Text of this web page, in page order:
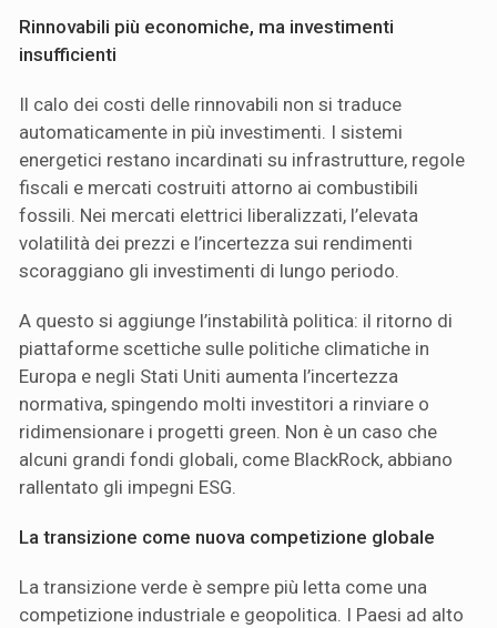
Rinnovabili più economiche, ma investimenti
insufficienti
Il calo dei costi delle rinnovabili non si traduce
automaticamente in più investimenti. I sistemi
energetici restano incardinati su infrastrutture, regole
fiscali e mercati costruiti attorno ai combustibili
fossili. Nei mercati elettrici liberalizzati, l’elevata
volatilità dei prezzi e l’incertezza sui rendimenti
scoraggiano gli investimenti di lungo periodo.
A questo si aggiunge l’instabilità politica: il ritorno di
piattaforme scettiche sulle politiche climatiche in
Europa e negli Stati Uniti aumenta l’incertezza
normativa, spingendo molti investitori a rinviare o
ridimensionare i progetti green. Non è un caso che
alcuni grandi fondi globali, come BlackRock, abbiano
rallentato gli impegni ESG.
La transizione come nuova competizione globale
La transizione verde è sempre più letta come una
competizione industriale e geopolitica. I Paesi ad alto